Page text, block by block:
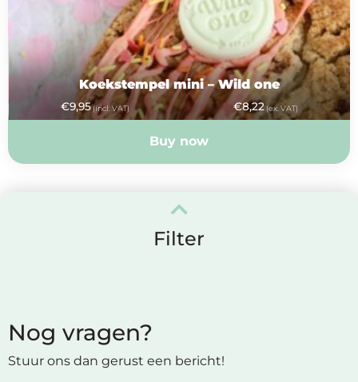
Koekstempel mini – Wild one
€9,95 (incl. VAT) €8,22 (ex. VAT)
Buy now
Filter
Nog vragen?
Stuur ons dan gerust een bericht!